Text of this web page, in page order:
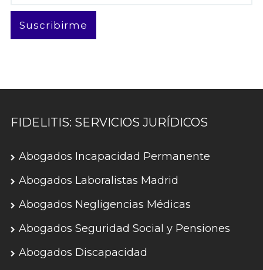
Suscribirme
FIDELITIS: SERVICIOS JURÍDICOS
Abogados Incapacidad Permanente
Abogados Laboralistas Madrid
Abogados Negligencias Médicas
Abogados Seguridad Social y Pensiones
Abogados Discapacidad